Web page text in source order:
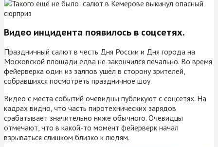
Видео инцидента появилось в соцсетях.
Праздничный салют в честь Дня России и Дня города на
Московской площади едва не закончился печально. Во время
фейерверка один из залпов ушёл в сторону зрителей,
собравшихся посмотреть праздничное шоу.
Видео с места событий очевидцы публикуют с соцсетях. На
кадрах видно, что часть пиротехнических зарядов
срабатывает значительно ниже обычного. Очевидцы
отмечают, что в какой-то момент фейерверк начал
взрываться слишком близко к людям.